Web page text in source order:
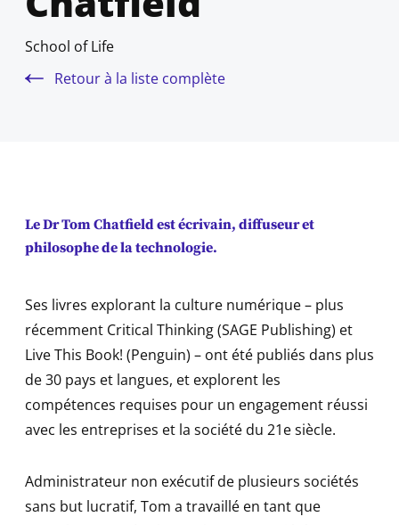
School of Life
Retour à la liste complète
Le Dr Tom Chatfield est écrivain, diffuseur et
philosophe de la technologie.
Ses livres explorant la culture numérique – plus
récemment Critical Thinking (SAGE Publishing) et
Live This Book! (Penguin) – ont été publiés dans plus
de 30 pays et langues, et explorent les
compétences requises pour un engagement réussi
avec les entreprises et la société du 21e siècle.
Administrateur non exécutif de plusieurs sociétés
sans but lucratif, Tom a travaillé en tant que